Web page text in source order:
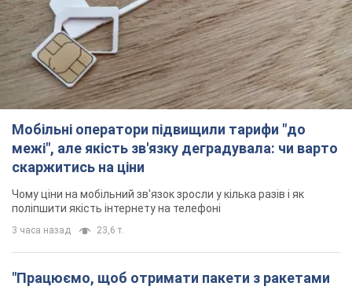
Мобільні оператори підвищили тарифи "до
межі", але якість зв'язку деградувала: чи варто
скаржитись на ціни
Чому ціни на мобільний зв'язок зросли у кілька разів і як
поліпшити якість інтернету на телефоні
3 часа назад 23,6 т.
"Працюємо, щоб отримати пакети з ракетами